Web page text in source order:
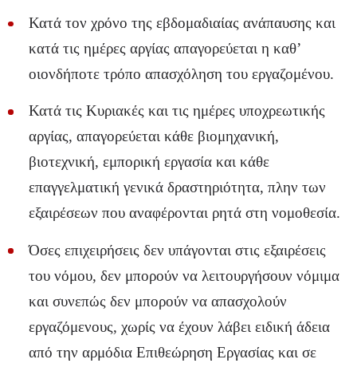
Κατά τον χρόνο της εβδομαδιαίας ανάπαυσης και
κατά τις ημέρες αργίας απαγορεύεται η καθ’
οιονδήποτε τρόπο απασχόληση του εργαζομένου.
Κατά τις Κυριακές και τις ημέρες υποχρεωτικής
αργίας, απαγορεύεται κάθε βιομηχανική,
βιοτεχνική, εμπορική εργασία και κάθε
επαγγελματική γενικά δραστηριότητα, πλην των
εξαιρέσεων που αναφέρονται ρητά στη νομοθεσία.
Όσες επιχειρήσεις δεν υπάγονται στις εξαιρέσεις
του νόμου, δεν μπορούν να λειτουργήσουν νόμιμα
και συνεπώς δεν μπορούν να απασχολούν
εργαζόμενους, χωρίς να έχουν λάβει ειδική άδεια
από την αρμόδια Επιθεώρηση Εργασίας και σε